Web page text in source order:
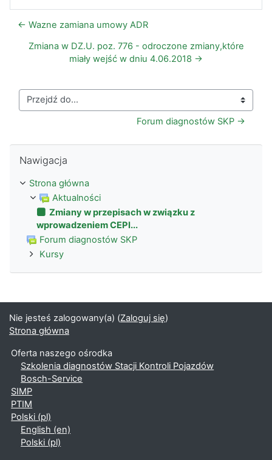
← Wazne zamiana umowy ADR
Zmiana w DZ.U. poz. 776 - odroczone zmiany,które
miały wejść w dniu 4.06.2018 →
Przejdź do...
Forum diagnostów SKP →
Nawigacja
Strona główna
Aktualności
Zmiany w przepisach w związku z
wprowadzeniem CEPI...
Forum diagnostów SKP
Kursy
Nie jesteś zalogowany(a) (Zaloguj się)
Strona główna
Oferta naszego ośrodka
Szkolenia diagnostów Stacji Kontroli Pojazdów
Bosch-Service
SIMP
PTIM
Polski ‎(pl)‎
English ‎(en)‎
Polski ‎(pl)‎